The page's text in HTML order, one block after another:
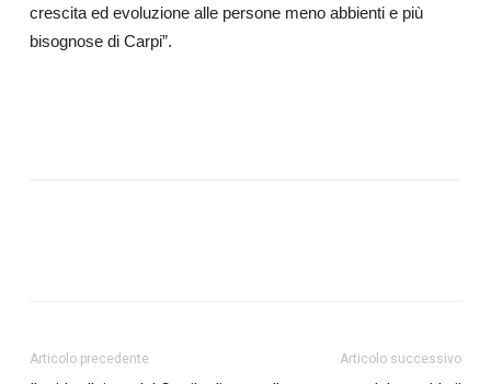
crescita ed evoluzione alle persone meno abbienti e più
bisognose di Carpi”.
Articolo precedente Articolo successivo